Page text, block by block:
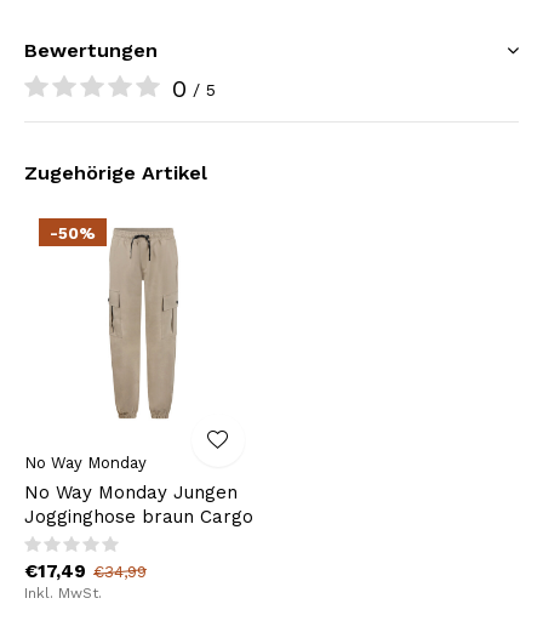
Bewertungen
0 / 5
Zugehörige Artikel
-50%
No Way Monday
No Way Monday Jungen
Jogginghose braun Cargo
€17,49 €34,99
Inkl. MwSt.